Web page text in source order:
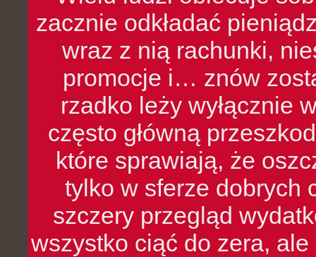
zacznie odkładać
wraz z nią rachunki,
promocje i… znów
rzadko leży wyłącznie
często główną
które sprawiają, że
tylko w sferze dobrych
szczery przegląd
wszystko ciąć do zera,